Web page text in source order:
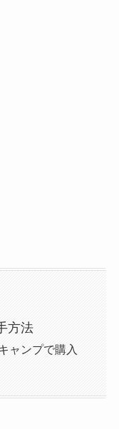
方法
ャンプで購入